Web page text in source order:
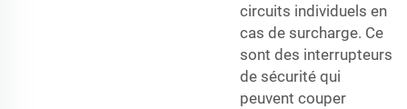
circuits individuels en
cas de surcharge. Ce
sont des interrupteurs
de sécurité qui
peuvent couper